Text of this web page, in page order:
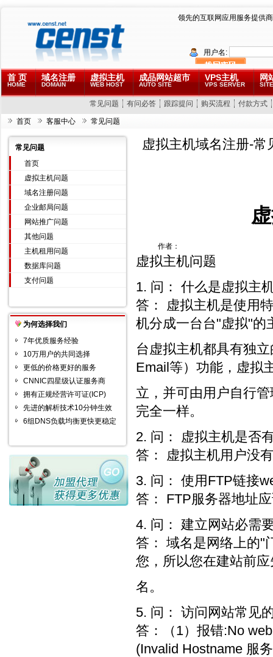
领先的互联网应用服务提供商
用户名:
首 页
HOME
域名注册
DOMAIN
虚拟主机
WEB HOST
成品网站超市
AUTO SITE
VPS主机
VPS SERVER
网
常见问题 有问必答 跟踪提问 购买流程 付款方式
首页 客服中心 常见问题
常见问题
首页
虚拟主机问题
域名注册问题
企业邮局问题
网站推广问题
其他问题
主机租用问题
数据库问题
支付问题
为何选择我们
7年优质服务经验
10万用户的共同选择
更低的价格更好的服务
CNNIC四星级认证服务商
拥有正规经营许可证(ICP)
先进的解析技术10分钟生效
6组DNS负载均衡更快更稳定
虚拟主机域名注册-常
作者：
虚拟主机问题
1. 问： 什么是虚拟主
答： 虚拟主机是使用
机分成一台台"虚拟"的
台虚拟主机都具有独
Email等）功能，虚拟
立，并可由用户自行
完全一样。
2. 问： 虚拟主机是否
答： 虚拟主机用户没
3. 问： 使用FTP链接
答： FTP服务器地址
4. 问： 建立网站必需
答： 域名是网络上的"
您，所以您在建站前
名。
5. 问： 访问网站常见
答：（1）报错:No
(Invalid Hostname 服务